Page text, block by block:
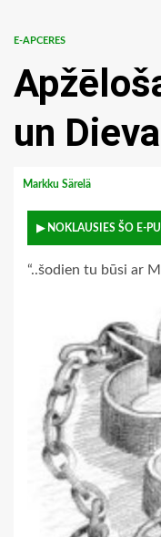
E-APCERES
un
Markku Särelä
▶ NOKLAUSIES ŠO E-
“..šodien tu būsi ar